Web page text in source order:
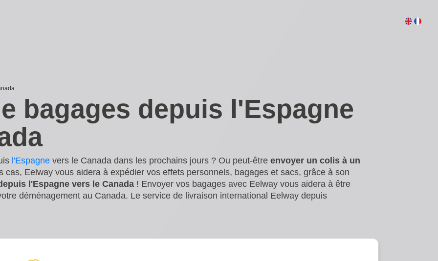
bagages depuis l'Espagne
l'Espagne vers le Canada dans les prochains jours ? Ou peut-être envoyer un colis à un
cas, Eelway vous aidera à expédier vos effets personnels, bagages et sacs, grâce à son
l'Espagne vers le Canada ! Envoyer vos bagages avec Eelway vous aidera à être
déménagement au Canada. Le service de livraison international Eelway depuis